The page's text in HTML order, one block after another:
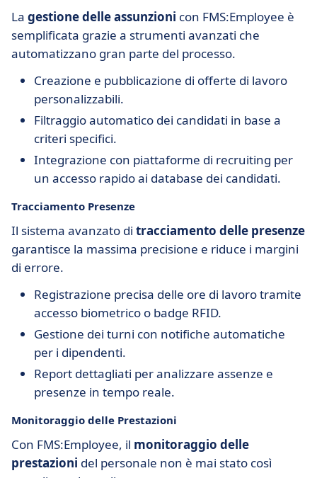
La gestione delle assunzioni con FMS:Employee è
semplificata grazie a strumenti avanzati che
automatizzano gran parte del processo.
Creazione e pubblicazione di offerte di lavoro
personalizzabili.
Filtraggio automatico dei candidati in base a
criteri specifici.
Integrazione con piattaforme di recruiting per
un accesso rapido ai database dei candidati.
Tracciamento Presenze
Il sistema avanzato di tracciamento delle presenze
garantisce la massima precisione e riduce i margini
di errore.
Registrazione precisa delle ore di lavoro tramite
accesso biometrico o badge RFID.
Gestione dei turni con notifiche automatiche
per i dipendenti.
Report dettagliati per analizzare assenze e
presenze in tempo reale.
Monitoraggio delle Prestazioni
Con FMS:Employee, il monitoraggio delle
prestazioni del personale non è mai stato così